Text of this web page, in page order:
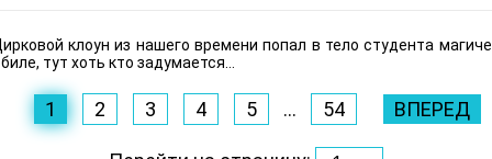
клоун из нашего времени попал в тело студента
тут хоть кто задумается…
1 2 3 4 5 ... 54 ВПЕРЕД